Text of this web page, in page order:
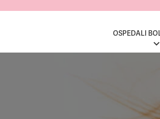
OSPEDALI